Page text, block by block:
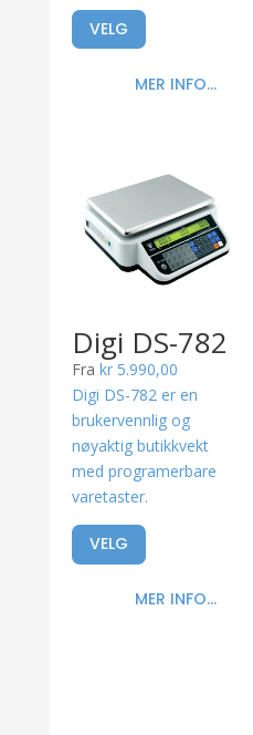
VELG
MER INFO...
Digi DS-782
Fra kr5.990,00
Digi DS-782 er en
brukervennlig og
nøyaktig butikkvekt
med programerbare
varetaster.
VELG
MER INFO...